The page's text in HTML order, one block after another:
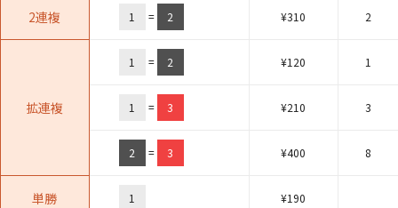
2連複 1 = 2 ¥310 2
拡連複
1 = 2 ¥120 1
1 = 3 ¥210 3
2 = 3 ¥400 8
単勝 1 ¥190